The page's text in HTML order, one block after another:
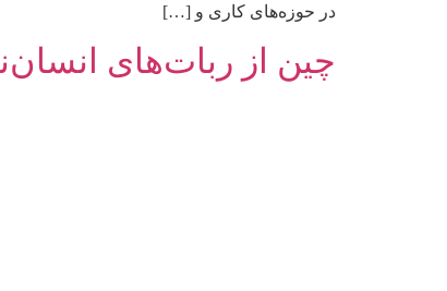
در حوزه‌های کاری و […]
چین از ربات‌های